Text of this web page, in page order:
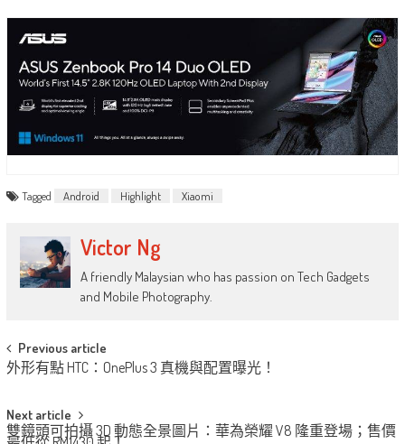
Tagged Android Highlight Xiaomi
Victor Ng
A friendly Malaysian who has passion on Tech Gadgets
and Mobile Photography.
Post
navigation
Previous article
外形有點 HTC：OnePlus 3 真機與配置曝光！
Next article
雙鏡頭可拍攝 3D 動態全景圖片：華為榮耀 V8 隆重登場；售價